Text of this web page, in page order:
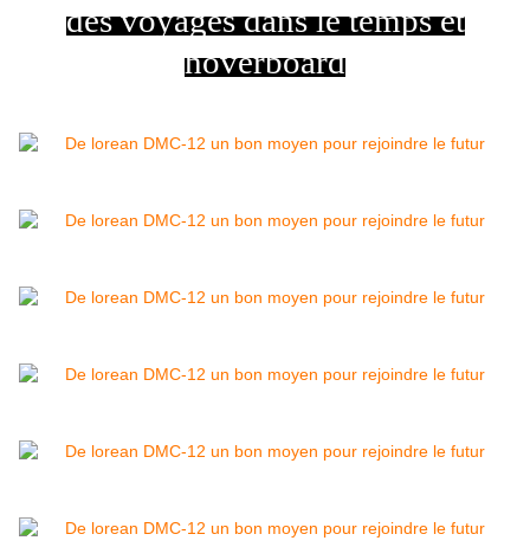
des voyages dans le temps et
hoverboard